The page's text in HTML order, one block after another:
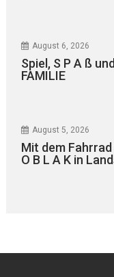
August 6, 2026
Spiel, S P A ß
FAMILIE
August 5, 2026
Mit dem Fahrrad
O B L A K in